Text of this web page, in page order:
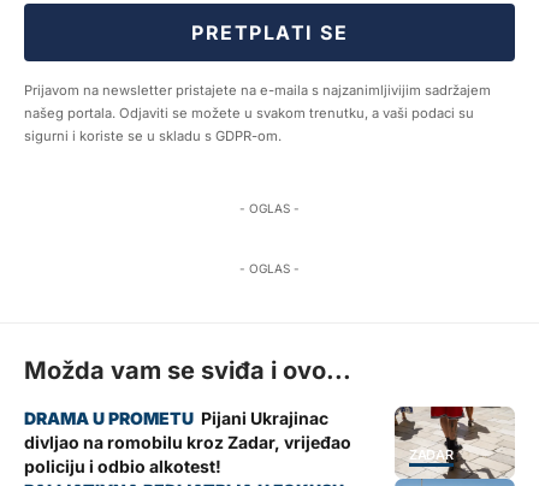
PRETPLATI SE
Prijavom na newsletter pristajete na e-maila s najzanimljivijim sadržajem
našeg portala. Odjaviti se možete u svakom trenutku, a vaši podaci su
sigurni i koriste se u skladu s GDPR-om.
- OGLAS -
- OGLAS -
Možda vam se sviđa i ovo...
ZADAR
Pijani Ukrajinac
divljao na romobilu kroz Zadar, vrijeđao
policiju i odbio alkotest!